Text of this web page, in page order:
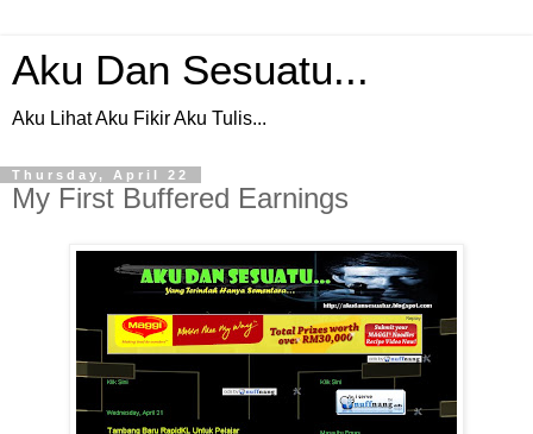
Aku Dan Sesuatu...
Aku Lihat Aku Fikir Aku Tulis...
Thursday, April 22
My First Buffered Earnings